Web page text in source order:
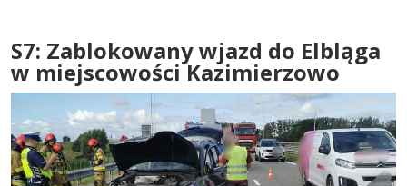
S7: Zablokowany wjazd do Elbląga
w miejscowości Kazimierzowo